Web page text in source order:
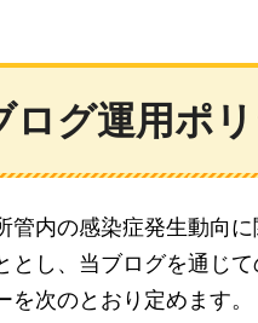
ログ運用ポ
管内の感染症発生動向
とし、当ブログを通じ
次のとおり定めます。